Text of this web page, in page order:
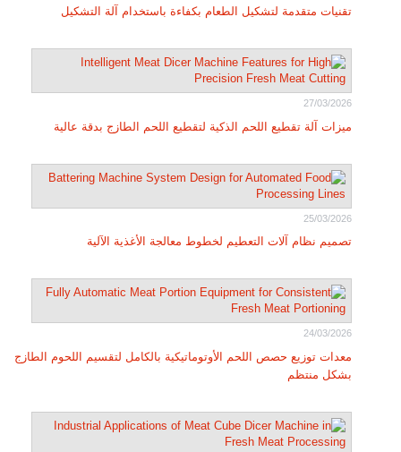
تقنيات متقدمة لتشكيل الطعام بكفاءة باستخدام آلة التشكيل
27/03/2026
ميزات آلة تقطيع اللحم الذكية لتقطيع اللحم الطازج بدقة عالية
25/03/2026
تصميم نظام آلات التعطيم لخطوط معالجة الأغذية الآلية
24/03/2026
معدات توزيع حصص اللحم الأوتوماتيكية بالكامل لتقسيم اللحوم الطازج
بشكل منتظم